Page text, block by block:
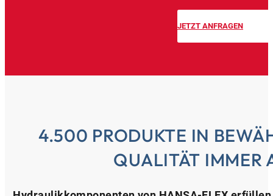
JETZT ANFRAGEN
4.500 PRODUKTE IN
QUALITÄT IMMER